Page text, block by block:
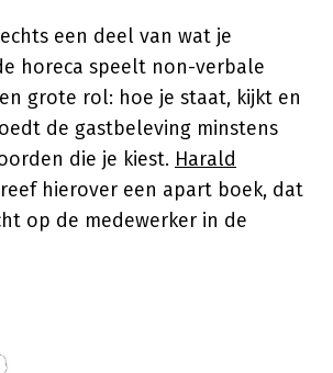
een deel van wat je
horeca speelt non-verbale
grote rol: hoe je staat, kijkt en
de gastbeleving minstens
die je kiest. Harald
hierover een apart boek, dat
op de medewerker in de